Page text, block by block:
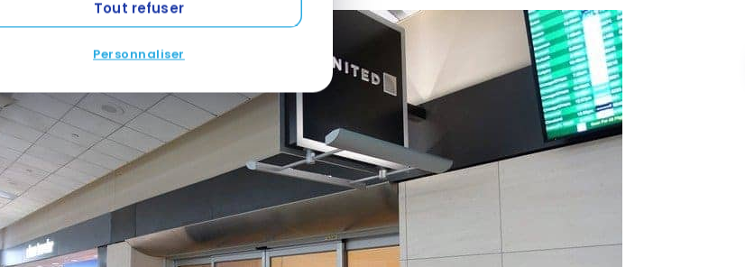
Tout refuser
Personnaliser